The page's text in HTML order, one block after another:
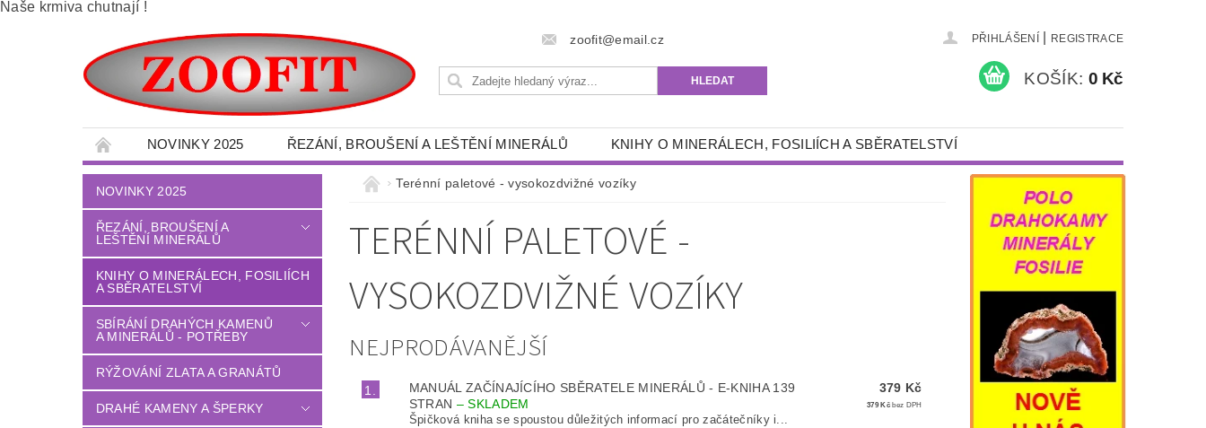
Naše krmiva chutnají !
zoofit@email.cz PŘIHLÁŠENÍ REGISTRACE
KOŠÍK: 0 Kč
NOVINKY 2025 ŘEZÁNÍ, BROUŠENÍ A LEŠTĚNÍ MINERÁLŮ KNIHY O MINERÁLECH, FOSILIÍCH A SBĚRATELSTVÍ
SBÍRÁNÍ DRAHÝCH KAMENŮ A MINERÁLŮ - POTŘEBY RÝŽOVÁNÍ ZLATA A GRANÁTŮ
VELKOOBCHOD - MINERÁLY
DÍLNA - NÁŘADÍ - OCHRANNÉ POMŮCKY RYBÁŘSKÉ POTŘEBY AKVA -TERA POTŘEBY
LITÉ PODLAHY DŮM - ZAHRADA FILTRAČNÍ PÍSKY, ŠTĚRKY OUTDOOR POTŘEBY
TERÉNNÍ PALETOVÉ - VYSOKOZDVIŽNÉ VOZÍKY KNIHY OSOBNÍ OCHRANNÉ PROSTŘEDKY DETEKTORY KOVŮ A VYBAVENÍ
OBCHODNÍ PODMÍNKY NAPIŠTE NÁM KONTAKTY
NOVINKY 2025
ŘEZÁNÍ, BROUŠENÍ A
LEŠTĚNÍ MINERÁLŮ
KNIHY O MINERÁLECH, FOSILIÍCH
A SBĚRATELSTVÍ
SBÍRÁNÍ DRAHÝCH KAMENŮ
A MINERÁLŮ - POTŘEBY
RÝŽOVÁNÍ ZLATA A GRANÁTŮ
DRAHÉ KAMENY A ŠPERKY
Terénní paletové - vysokozdvižné vozíky
TERÉNNÍ PALETOVÉ -
VYSOKOZDVIŽNÉ VOZÍKY
NEJPRODÁVANĚJŠÍ
1.
MANUÁL ZAČÍNAJÍCÍHO SBĚRATELE MINERÁLŮ - E-KNIHA 139
STRAN –SKLADEM
Špičková kniha se spoustou důležitých informací pro začátečníky i...
379 Kč
379 Kčbez DPH